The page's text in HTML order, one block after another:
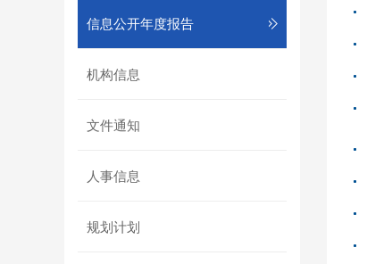
信息公开年度报告
机构信息
文件通知
人事信息
规划计划